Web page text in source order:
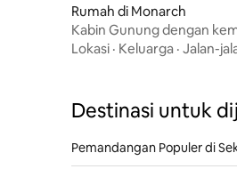
Rumah di Monarch
Kabin Gunung dengan
rekreasi luar ruang
Lokasi · Keluarga · Jalan-
Destinasi untuk
Pemandangan Populer di